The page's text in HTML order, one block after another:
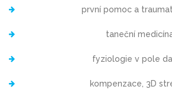
první pomoc a
taneční
fyziologie v pole
kompenzace, 3D